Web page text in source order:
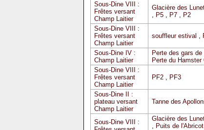
Sous-Dine VIII :
Frêtes versant
Champ Laitier
Glacière des
, P5, P7, P2
Sous-Dine VIII :
Frêtes versant
Champ Laitier
souffleur estival ,
Sous-Dine IV :
Champ Laitier
Perte des gars
Perte du Hamster
Sous-Dine VIII :
Frêtes versant
Champ Laitier
PF2, PF3
Sous-Dine II :
plateau versant
Champ Laitier
Tanne des
Sous-Dine VIII :
Glacière des
, Puits de l'Abricot